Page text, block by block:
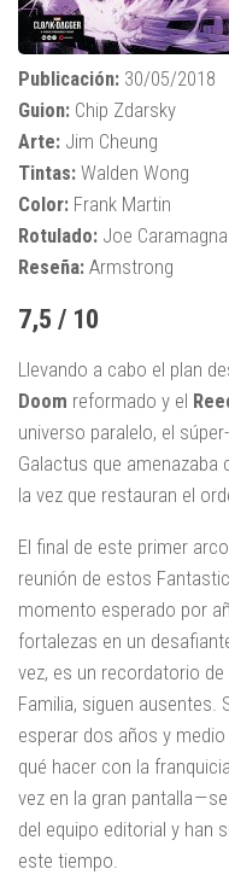
Publicación: 30/05/2018
Guion: Chip Zdarsky
Arte: Jim Cheung
Tintas: Walden Wong
Color: Frank Martin
Rotulado: Joe Caramagna
Reseña: Armstrong
7,5 / 10
Llevando a cabo el plan
Doom reformado y el
universo paralelo, el
Galactus que
la vez que restauran el
El final de este primer
reunión de estos
momento esperado por
fortalezas en un
vez, es un recordatorio
Familia, siguen ausentes.
esperar dos años y
qué hacer con la
vez en la gran pantalla —
del equipo editorial y han
este tiempo.